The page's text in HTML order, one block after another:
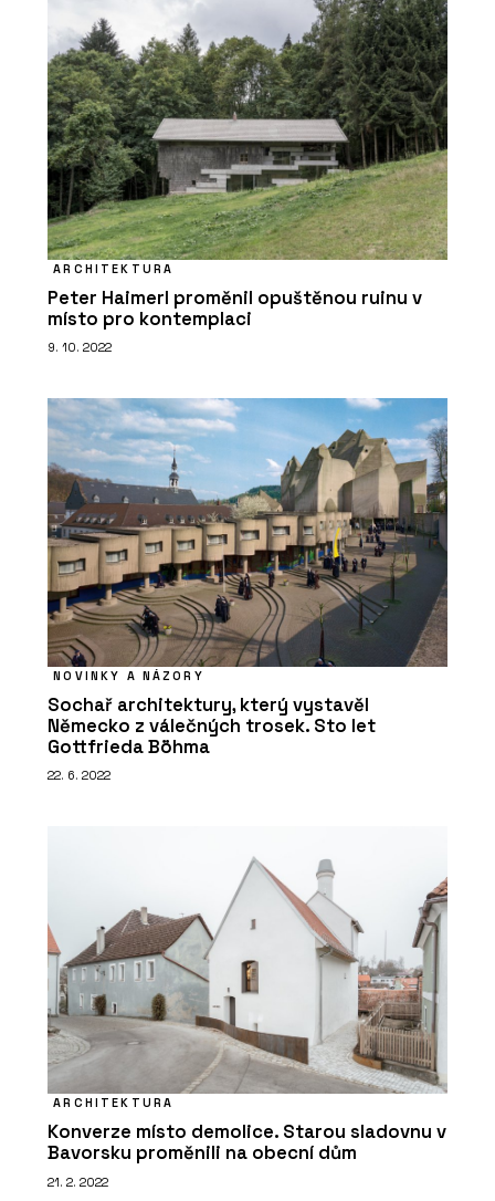
ARCHITEKTURA
Peter Haimerl proměnil opuštěnou ruinu v
místo pro kontemplaci
9. 10. 2022
NOVINKY A NÁZORY
Sochař architektury, který vystavěl
Německo z válečných trosek. Sto let
Gottfrieda Böhma
22. 6. 2022
ARCHITEKTURA
Konverze místo demolice. Starou sladovnu v
Bavorsku proměnili na obecní dům
21. 2. 2022